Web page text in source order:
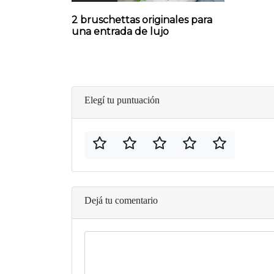
2 bruschettas originales para
una entrada de lujo
Elegí tu puntuación
Dejá tu comentario